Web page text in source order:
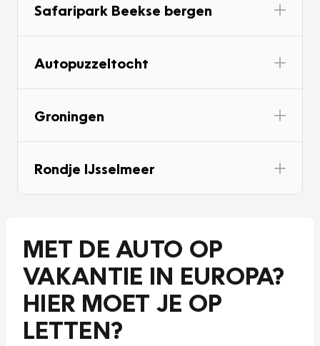
Safaripark Beekse bergen
Autopuzzeltocht
Groningen
Rondje IJsselmeer
MET DE AUTO OP
VAKANTIE IN EUROPA?
HIER MOET JE OP
LETTEN?